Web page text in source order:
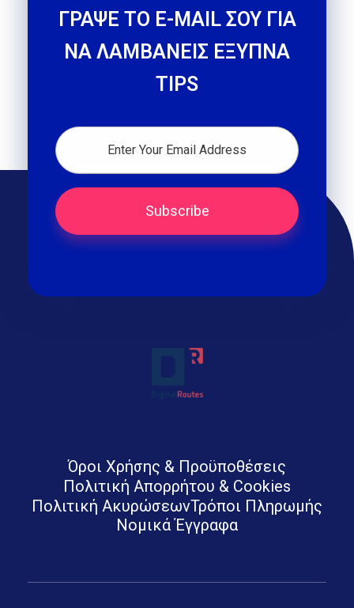
ΓΡΑΨΕ ΤΟ E-MAIL ΣΟΥ ΓΙΑ
ΝΑ ΛΑΜΒΑΝΕΙΣ ΕΞΥΠΝΑ
TIPS
Όροι Χρήσης & Προϋποθέσεις
Πολιτική Απορρήτου & Cookies
Πολιτική ΑκυρώσεωνΤρόποι Πληρωμής
Νομικά Έγγραφα